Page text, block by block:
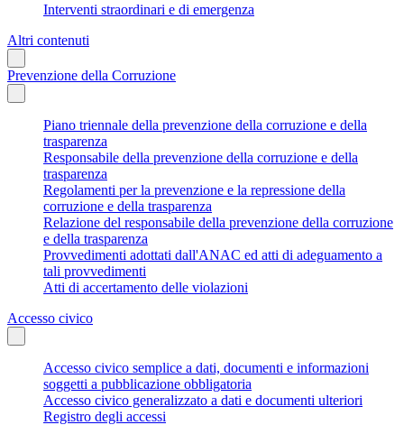
Interventi straordinari e di emergenza
Altri contenuti
Prevenzione della Corruzione
Piano triennale della prevenzione della corruzione e della
trasparenza
Responsabile della prevenzione della corruzione e della
trasparenza
Regolamenti per la prevenzione e la repressione della
corruzione e della trasparenza
Relazione del responsabile della prevenzione della corruzione
e della trasparenza
Provvedimenti adottati dall'ANAC ed atti di adeguamento a
tali provvedimenti
Atti di accertamento delle violazioni
Accesso civico
Accesso civico semplice a dati, documenti e informazioni
soggetti a pubblicazione obbligatoria
Accesso civico generalizzato a dati e documenti ulteriori
Registro degli accessi